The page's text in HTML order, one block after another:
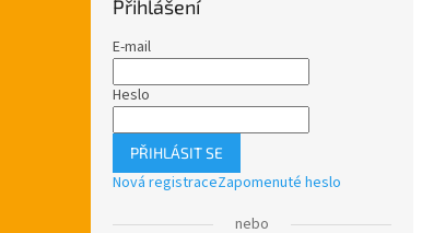
Přihlášení
E-mail
Heslo
PŘIHLÁSIT SE
Nová registraceZapomenuté heslo
nebo